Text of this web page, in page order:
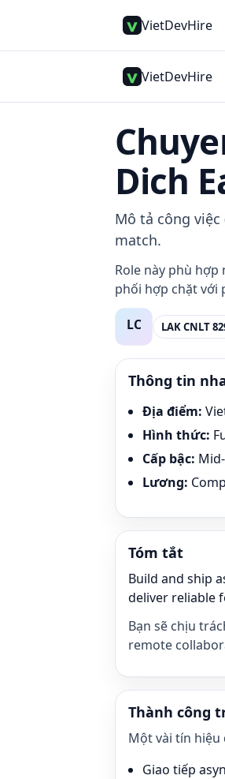
VietDevHire
VietDevHire
Dich
Mô tả công
match.
Role này phù hợp
phối hợp chặt với
LAK CNLT
Thông tin
Địa điểm:
Hình thức:
Cấp bậc:
Lương:
Tóm tắt
Build and ship
deliver reliable
Bạn sẽ chịu
remote
Thành công
Một vài tín
Giao tiếp